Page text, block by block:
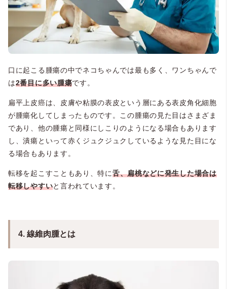
口に起こる腫瘍の中でネコちゃんでは最も多く、ワンちゃんで
は2番目に多い腫瘍です。
扁平上皮癌は、皮膚や粘膜の表皮という層にある表皮角化細胞
が腫瘍化してしまったものです。この腫瘍の見た目はさまざま
であり、他の腫瘍と同様にしこりのようになる場合もあります
し、潰瘍といって赤くジュクジュクしているような見た目にな
る場合もあります。
転移を起こすこともあり、特に舌、扁桃などに発生した場合は
転移しやすいと言われています。
4. 線維肉腫とは